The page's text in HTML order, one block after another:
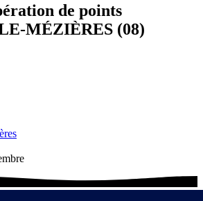
de points
MÉZIÈRES (08)